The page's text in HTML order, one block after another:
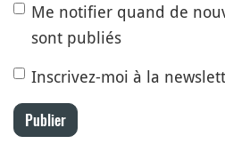
Me notifier quand de
sont publiés
Inscrivez-moi à la
Publier